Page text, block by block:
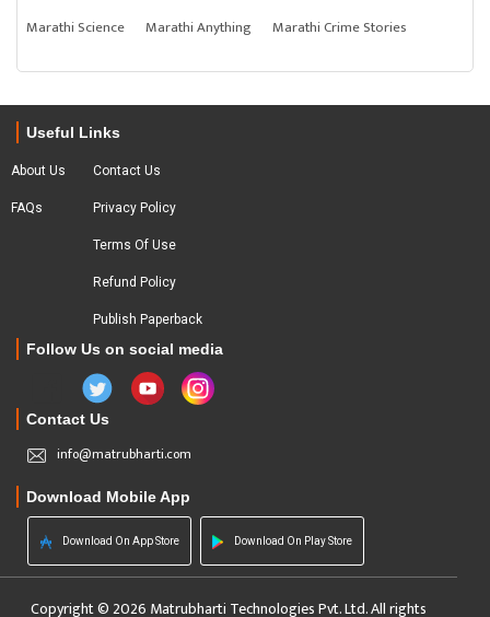
Marathi Science
Marathi Anything Marathi Crime Stories
Useful Links
About Us
FAQs
Contact Us
Privacy Policy
Terms Of Use
Refund Policy
Publish Paperback
Follow Us on social media
Contact Us
info@matrubharti.com
Download Mobile App
Download On App Store Download On Play Store
Copyright © 2026 Matrubharti Technologies Pvt. Ltd. All rights